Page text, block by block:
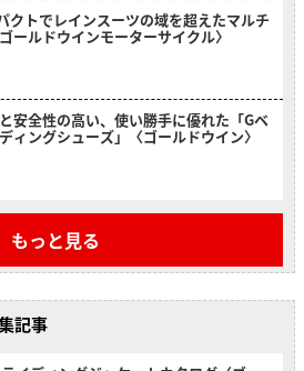
クトでレインスーツの域を超えたマルチ
ールドウインモーターサイクル〉
安全性の高い、使い勝手に優れた「Gベ
ィングシューズ」〈ゴールドウイン〉
もっと見る
記事